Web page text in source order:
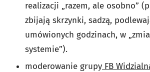
realizacji „razem, ale osobno”
zbijają skrzynki, sadzą,
umówionych godzinach, w
systemie”).
moderowanie grupy FB